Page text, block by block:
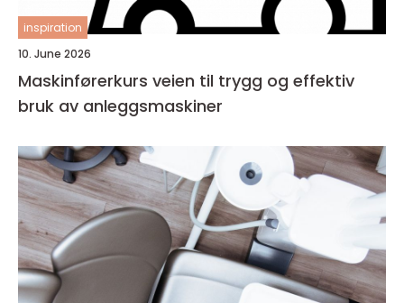
inspiration
10. June 2026
Maskinførerkurs veien til trygg og effektiv
bruk av anleggsmaskiner